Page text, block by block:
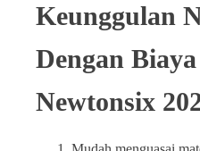
Keunggulan
Dengan
Newtonsix